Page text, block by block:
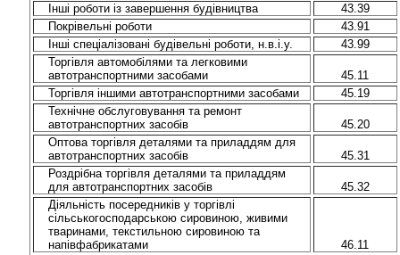
Інші роботи із завершення будівництва
43.39
Покрівельні роботи
43.91
Інші спеціалізовані будівельні роботи, н.в.і.у.
43.99
Торгівля автомобілями та легковими
автотранспортними засобами
45.11
Торгівля іншими автотранспортними засобами
45.19
Технічне обслуговування та ремонт
автотранспортних засобів
45.20
Оптова торгівля деталями та приладдям для
автотранспортних засобів
45.31
Роздрібна торгівля деталями та приладдям
для автотранспортних засобів
45.32
Діяльність посередників у торгівлі
сільськогосподарською сировиною, живими
тваринами, текстильною сировиною та
напівфабрикатами
46.11